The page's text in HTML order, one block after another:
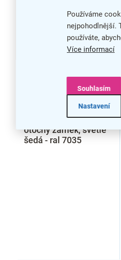
Používáme
nejpohodlnější.
používáte,
Více informací
Nastavení
Souhlasím
60 x 50 x 191,5 cm,
nastavitelné nožky,
otočný zámek, světle
šedá - ral 7035